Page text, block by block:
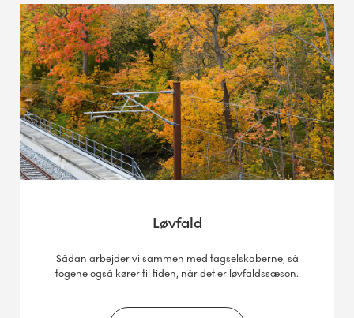
Løvfald
Sådan arbejder vi sammen med tagselskaberne, så
togene også kører til tiden, når det er løvfaldssæson.